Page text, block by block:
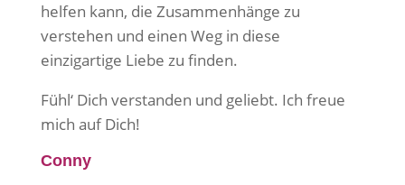
helfen kann, die Zusammenhänge zu
verstehen und einen Weg in diese
einzigartige Liebe zu finden.
Fühl‘ Dich verstanden und geliebt. Ich freue
mich auf Dich!
Conny